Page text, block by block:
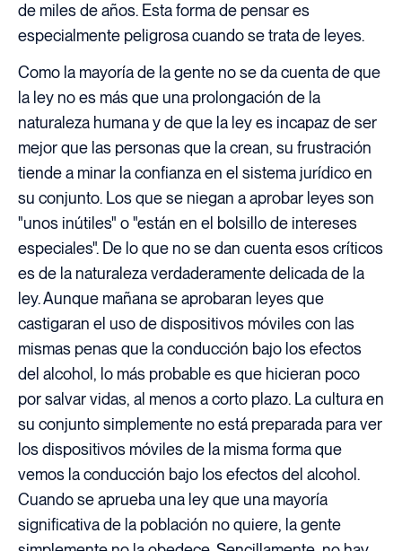
de miles de años. Esta forma de pensar es
especialmente peligrosa cuando se trata de leyes.
Como la mayoría de la gente no se da cuenta de que
la ley no es más que una prolongación de la
naturaleza humana y de que la ley es incapaz de ser
mejor que las personas que la crean, su frustración
tiende a minar la confianza en el sistema jurídico en
su conjunto. Los que se niegan a aprobar leyes son
"unos inútiles" o "están en el bolsillo de intereses
especiales". De lo que no se dan cuenta esos críticos
es de la naturaleza verdaderamente delicada de la
ley. Aunque mañana se aprobaran leyes que
castigaran el uso de dispositivos móviles con las
mismas penas que la conducción bajo los efectos
del alcohol, lo más probable es que hicieran poco
por salvar vidas, al menos a corto plazo. La cultura en
su conjunto simplemente no está preparada para ver
los dispositivos móviles de la misma forma que
vemos la conducción bajo los efectos del alcohol.
Cuando se aprueba una ley que una mayoría
significativa de la población no quiere, la gente